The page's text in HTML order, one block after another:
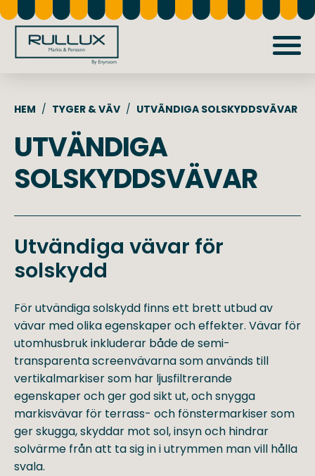
Skip
to
main
content
HEM TYGER & VÄV UTVÄNDIGA SOLSKYDDSVÄVAR
UTVÄNDIGA
SOLSKYDDSVÄVAR
Utvändiga vävar för
solskydd
För utvändiga solskydd finns ett brett utbud av
vävar med olika egenskaper och effekter. Vävar för
utomhusbruk inkluderar både de semi-
transparenta screenvävarna som används till
vertikalmarkiser som har ljusfiltrerande
egenskaper och ger god sikt ut, och snygga
markisvävar för terrass- och fönstermarkiser som
ger skugga, skyddar mot sol, insyn och hindrar
solvärme från att ta sig in i utrymmen man vill hålla
svala.